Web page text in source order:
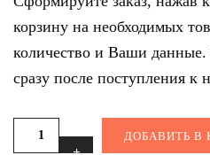
корзину на необходимых
количество и Ваши
сразу после поступления к
ДОБАВИТЬ В